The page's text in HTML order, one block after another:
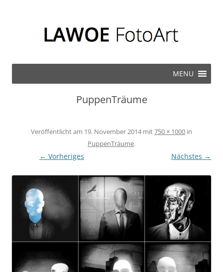
Zum Inhalt springen
MENU
PuppenTräume
Veröffentlicht am 19. November 2014mit750 × 1000 in
PuppenTräume.
← Vorheriges Nächstes →